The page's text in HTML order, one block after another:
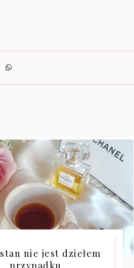
nie jest dziełem
przypadku